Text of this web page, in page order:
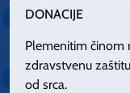
DONACIJE
Plemenitim činom
zdravstvenu
od srca.